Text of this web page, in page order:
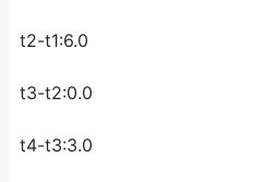
t2-t1:6.0
t3-t2:0.0
t4-t3:3.0